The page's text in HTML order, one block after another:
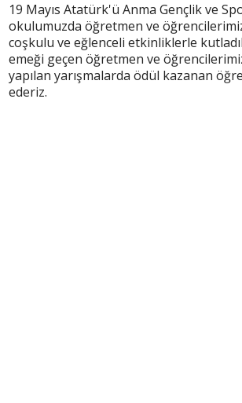
19 Mayıs Atatürk'ü Anma Gençlik ve
okulumuzda öğretmen ve
coşkulu ve eğlenceli etkinliklerle
emeği geçen öğretmen ve
yapılan yarışmalarda ödül kazanan
ederiz.